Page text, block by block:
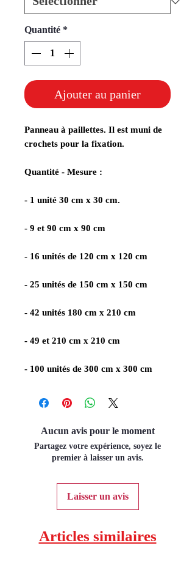
Quantité *
Ajouter au panier
Panneau à paillettes. Il est muni de
crochets pour la fixation.
Quantité - Mesure :
- 1 unité 30 cm x 30 cm.
- 9 et 90 cm x 90 cm
- 16 unités de 120 cm x 120 cm
- 25 unités de 150 cm x 150 cm
- 42 unités 180 cm x 210 cm
- 49 et 210 cm x 210 cm
- 100 unités de 300 cm x 300 cm
Aucun avis pour le moment
Partagez votre expérience, soyez le
premier à laisser un avis.
Laisser un avis
Articles similaires